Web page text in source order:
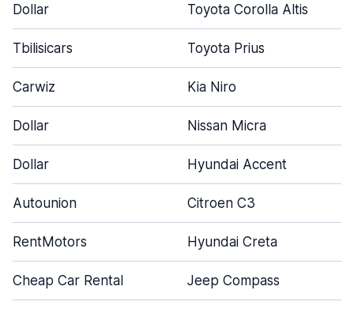
Dollar Toyota Corolla Altis
Tbilisicars Toyota Prius
Carwiz Kia Niro
Dollar Nissan Micra
Dollar Hyundai Accent
Autounion Citroen C3
RentMotors Hyundai Creta
Cheap Car Rental Jeep Compass